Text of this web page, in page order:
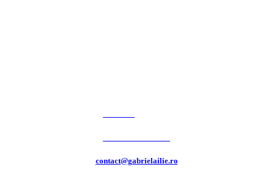
contact@gabrielailie.ro